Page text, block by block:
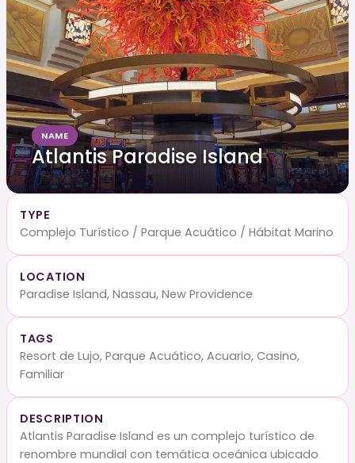
NAME
Atlantis Paradise Island
TYPE
Complejo Turístico / Parque Acuático / Hábitat Marino
LOCATION
Paradise Island, Nassau, New Providence
TAGS
Resort de Lujo, Parque Acuático, Acuario, Casino,
Familiar
DESCRIPTION
Atlantis Paradise Island es un complejo turístico de
renombre mundial con temática oceánica ubicado